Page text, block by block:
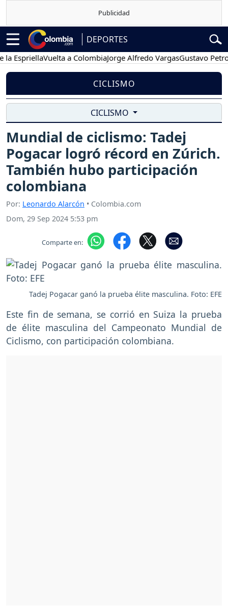
DEPORTES
Vuelta a ColombiaJorge Alfredo VargasGustavo Petro
CICLISMO
CICLISMO
Mundial de ciclismo: Tadej
Pogacar logró récord en Zúrich.
También hubo participación
colombiana
Por: Leonardo Alarcón • Colombia.com
Dom, 29 Sep 2024 5:53 pm
Comparte en:
Tadej Pogacar ganó la prueba élite masculina. Foto: EFE
Este fin de semana, se corrió en Suiza la prueba
de élite masculina del Campeonato Mundial de
Ciclismo, con participación colombiana.